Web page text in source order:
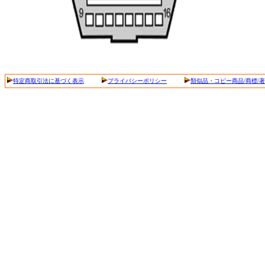
特定商取引法に基づく表示 プライバシーポリシー 類似品・コピー商品/商標/